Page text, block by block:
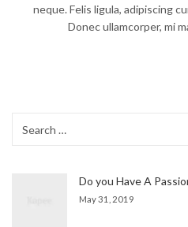
neque. Felis ligula, adipiscing
Donec ullamcorper, mi
Do you Have A
May 31, 2019